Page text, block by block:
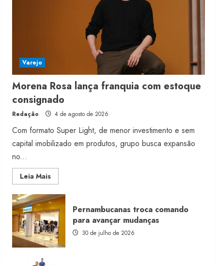
Varejo
Morena Rosa lança franquia com estoque
consignado
Redação 4 de agosto de 2026
Com formato Super Light, de menor investimento e sem
capital imobilizado em produtos, grupo busca expansão
no...
Leia MaisRead
more
Morena
Rosa
lança
franquia
com
estoque
consignado
Pernambucanas troca comando
para avançar mudanças
30 de julho de 2026